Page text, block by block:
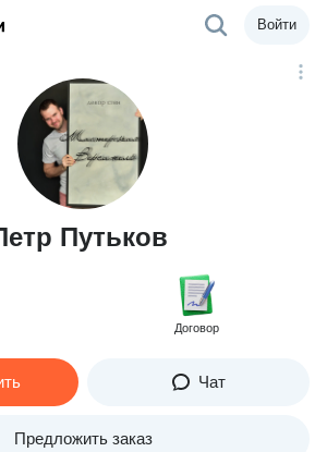
Войти
Путьков
Договор
Чат
Предложить заказ